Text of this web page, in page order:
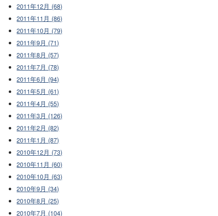
2011年12月 (68)
2011年11月 (86)
2011年10月 (79)
2011年9月 (71)
2011年8月 (57)
2011年7月 (78)
2011年6月 (94)
2011年5月 (61)
2011年4月 (55)
2011年3月 (126)
2011年2月 (82)
2011年1月 (87)
2010年12月 (73)
2010年11月 (60)
2010年10月 (63)
2010年9月 (34)
2010年8月 (25)
2010年7月 (104)